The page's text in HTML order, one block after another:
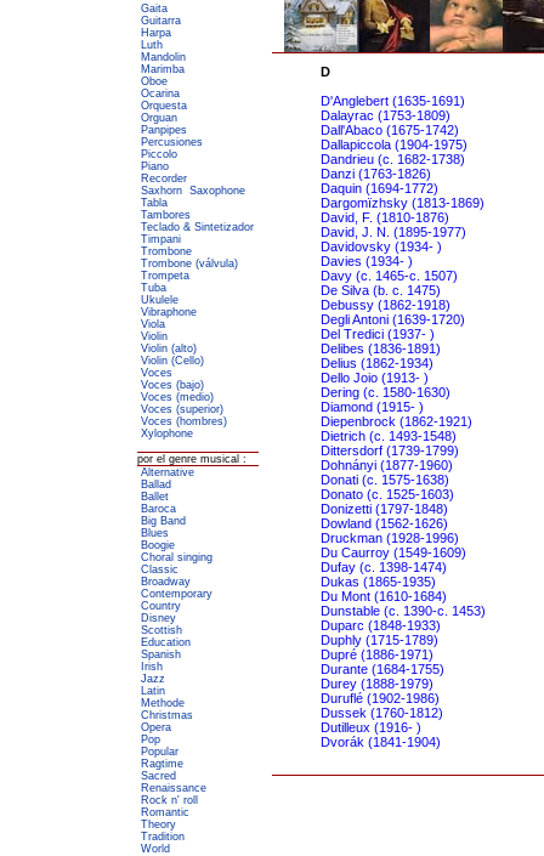
Gaita
Guitarra
Harpa
Luth
Mandolin
Marimba
Oboe
Ocarina
Orquesta
Orguan
Panpipes
Percusiones
Piccolo
Piano
Recorder
Saxhorn Saxophone
Tabla
Tambores
Teclado & Sintetizador
Timpani
Trombone
Trombone (válvula)
Trompeta
Tuba
Ukulele
Vibraphone
Viola
Violin
Violin (alto)
Violin (Cello)
Voces
Voces (bajo)
Voces (medio)
Voces (superior)
Voces (hombres)
Xylophone
por el genre musical :
Alternative
Ballad
Ballet
Baroca
Big Band
Blues
Boogie
Choral singing
Classic
Broadway
Contemporary
Country
Disney
Scottish
Education
Spanish
Irish
Jazz
Latin
Methode
Christmas
Opera
Pop
Popular
Ragtime
Sacred
Renaissance
Rock n' roll
Romantic
Theory
Tradition
World
D
D'Anglebert (1635-1691)
Dalayrac (1753-1809)
Dall'Abaco (1675-1742)
Dallapiccola (1904-1975)
Dandrieu (c. 1682-1738)
Danzi (1763-1826)
Daquin (1694-1772)
Dargomïzhsky (1813-1869)
David, F. (1810-1876)
David, J. N. (1895-1977)
Davidovsky (1934- )
Davies (1934- )
Davy (c. 1465-c. 1507)
De Silva (b. c. 1475)
Debussy (1862-1918)
Degli Antoni (1639-1720)
Del Tredici (1937- )
Delibes (1836-1891)
Delius (1862-1934)
Dello Joio (1913- )
Dering (c. 1580-1630)
Diamond (1915- )
Diepenbrock (1862-1921)
Dietrich (c. 1493-1548)
Dittersdorf (1739-1799)
Dohnányi (1877-1960)
Donati (c. 1575-1638)
Donato (c. 1525-1603)
Donizetti (1797-1848)
Dowland (1562-1626)
Druckman (1928-1996)
Du Caurroy (1549-1609)
Dufay (c. 1398-1474)
Dukas (1865-1935)
Du Mont (1610-1684)
Dunstable (c. 1390-c. 1453)
Duparc (1848-1933)
Duphly (1715-1789)
Dupré (1886-1971)
Durante (1684-1755)
Durey (1888-1979)
Duruflé (1902-1986)
Dussek (1760-1812)
Dutilleux (1916- )
Dvorák (1841-1904)